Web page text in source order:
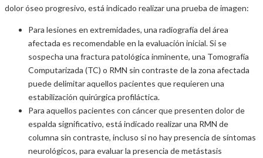
dolor óseo progresivo, está indicado realizar una prueba de imagen:
Para lesiones en extremidades, una radiografía del área
afectada es recomendable en la evaluación inicial. Si se
sospecha una fractura patológica inminente, una Tomografía
Computarizada (TC) o RMN sin contraste de la zona afectada
puede delimitar aquellos pacientes que requieren una
estabilización quirúrgica profiláctica.
Para aquellos pacientes con cáncer que presenten dolor de
espalda significativo, está indicado realizar una RMN de
columna sin contraste, incluso si no hay presencia de síntomas
neurológicos, para evaluar la presencia de metástasis